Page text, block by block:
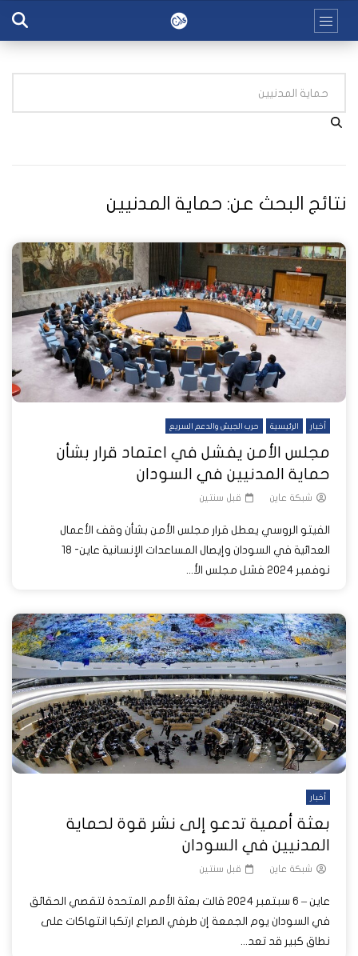
نتائج البحث عن: حماية المدنيين
أخبار الرئيسية حرب الجيش والدعم السريع
مجلس الأمن يفشل في اعتماد قرار بشأن
حماية المدنيين في السودان
شبكة عاين قبل سنتين
الفيتو الروسي يعطل قرار مجلس الأمن بشأن وقف الأعمال
العدائية في السودان وإيصال المساعدات الإنسانية عاين- 18
نوفمبر 2024 فشل مجلس الأ...
أخبار
بعثة أممية تدعو إلى نشر قوة لحماية
المدنيين في السودان
شبكة عاين قبل سنتين
عاين – 6 سبتمبر 2024 قالت بعثة الأمم المتحدة لتقصي الحقائق
في السودان يوم الجمعة إن طرفي الصراع ارتكبا انتهاكات على
نطاق كبير قد تعد...